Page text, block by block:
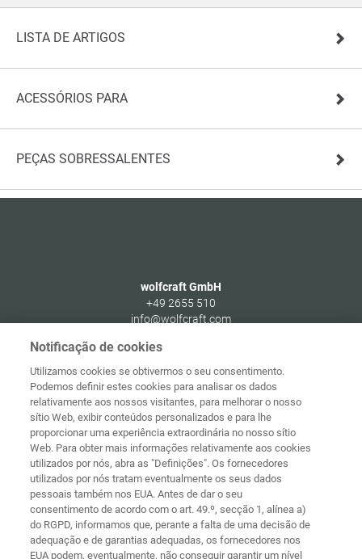
LISTA DE ARTIGOS
ACESSÓRIOS PARA
PEÇAS SOBRESSALENTES
wolfcraft GmbH
+49 2655 510
info@wolfcraft.com
Wolffstraße 1
Germany
Página
principal Contacto Aviso legal
Proteção de
Termos e
condições
Diretivas de
cookies Iniciar sessão
Declaração de
Notificação de cookies
Utilizamos cookies se obtivermos o seu consentimento.
Podemos definir estes cookies para analisar os dados
relativamente aos nossos visitantes, para melhorar o nosso
sítio Web, exibir conteúdos personalizados e para lhe
proporcionar uma experiência extraordinária no nosso sítio
Web. Para obter mais informações relativamente aos cookies
utilizados por nós, abra as "Definições". Os fornecedores
utilizados por nós tratam eventualmente os seus dados
pessoais também nos EUA. Antes de dar o seu
consentimento de acordo com o art. 49.º, secção 1, alínea a)
do RGPD, informamos que, perante a falta de uma decisão de
adequação e de garantias adequadas, os fornecedores nos
EUA podem, eventualmente, não conseguir garantir um nível